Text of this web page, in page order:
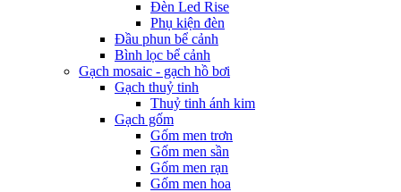
Đèn Led Rise
Phụ kiện đèn
Đầu phun bể cảnh
Bình lọc bể cảnh
Gạch mosaic - gạch hồ bơi
Gạch thuỷ tinh
Thuỷ tinh ánh kim
Gạch gốm
Gốm men trơn
Gốm men sần
Gốm men rạn
Gốm men hoa